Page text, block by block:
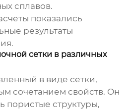
сплавов.
показались
результаты
сетки в различных
в виде сетки,
сочетанием свойств. Он
пористые структуры,